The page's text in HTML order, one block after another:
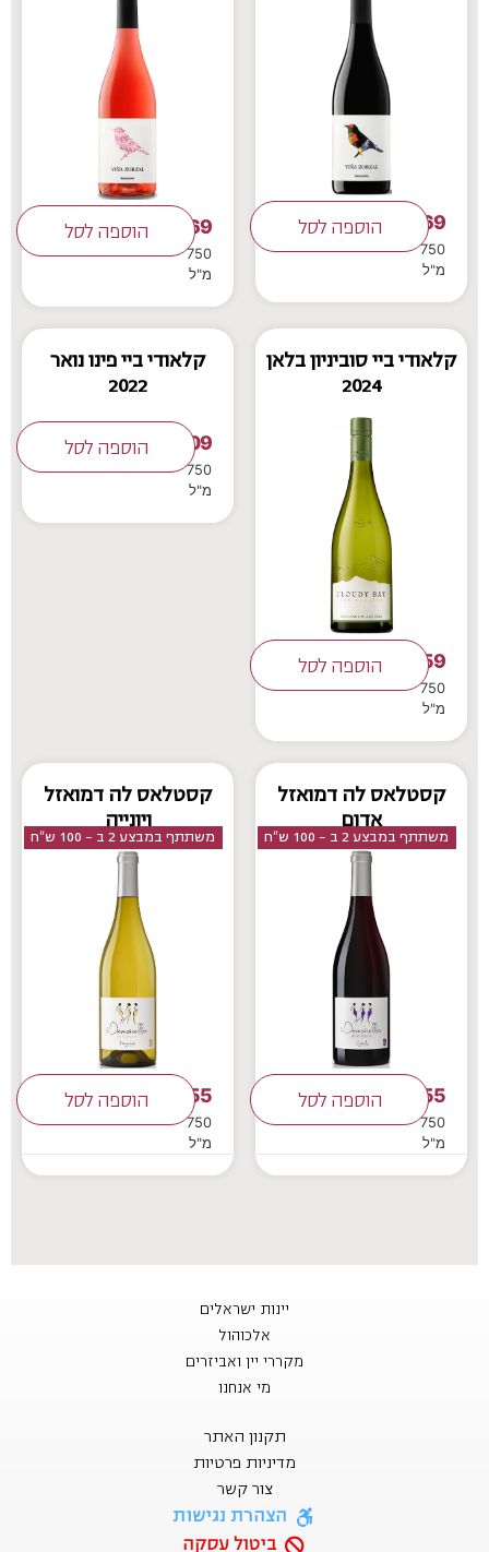
69
750
מ"ל
הוספה לסל 69
750
מ"ל
הוספה לסל
קלאודי ביי סוביניון בלאן
2024
159
750
מ"ל
הוספה לסל
קלאודי ביי פינו נואר
2022
209
750
מ"ל
הוספה לסל
קסטלאס לה דמואזל
אדום
משתתף במבצע 2 ב - 100 ש"ח
55
750
מ"ל
הוספה לסל
קסטלאס לה דמואזל
ויונייה
משתתף במבצע 2 ב - 100 ש"ח
55
750
מ"ל
הוספה לסל
יינות ישראלים
אלכוהול
מקררי יין ואביזרים
מי אנחנו
תקנון האתר
מדיניות פרטיות
צור קשר
הצהרת נגישות
ביטול עסקה